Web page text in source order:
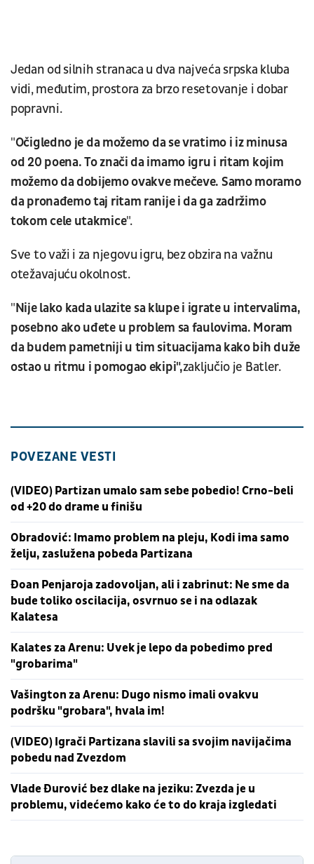
Jedan od silnih stranaca u dva najveća srpska kluba
vidi, međutim, prostora za brzo resetovanje i dobar
popravni.
"Očigledno je da možemo da se vratimo i iz minusa
od 20 poena. To znači da imamo igru i ritam kojim
možemo da dobijemo ovakve mečeve. Samo moramo
da pronađemo taj ritam ranije i da ga zadržimo
tokom cele utakmice".
Sve to važi i za njegovu igru, bez obzira na važnu
otežavajuću okolnost.
"Nije lako kada ulazite sa klupe i igrate u intervalima,
posebno ako uđete u problem sa faulovima. Moram
da budem pametniji u tim situacijama kako bih duže
ostao u ritmu i pomogao ekipi",zaključio je Batler.
POVEZANE VESTI
(VIDEO) Partizan umalo sam sebe pobedio! Crno-beli
od +20 do drame u finišu
Obradović: Imamo problem na pleju, Kodi ima samo
želju, zaslužena pobeda Partizana
Đoan Penjaroja zadovoljan, ali i zabrinut: Ne sme da
bude toliko oscilacija, osvrnuo se i na odlazak
Kalatesa
Kalates za Arenu: Uvek je lepo da pobedimo pred
"grobarima"
Vašington za Arenu: Dugo nismo imali ovakvu
podršku "grobara", hvala im!
(VIDEO) Igrači Partizana slavili sa svojim navijačima
pobedu nad Zvezdom
Vlade Đurović bez dlake na jeziku: Zvezda je u
problemu, videćemo kako će to do kraja izgledati